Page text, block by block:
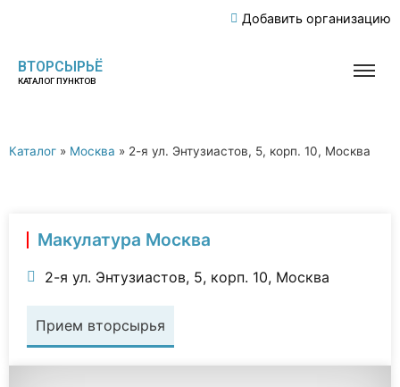
Добавить организацию
ВТОРСЫРЬЁ
КАТАЛОГ ПУНКТОВ
Каталог » Москва » 2-я ул. Энтузиастов, 5, корп. 10, Москва
Макулатура Москва
2-я ул. Энтузиастов, 5, корп. 10, Москва
Прием вторсырья